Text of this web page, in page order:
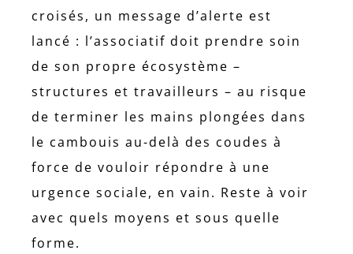
croisés, un message d’alerte est
lancé : l’associatif doit prendre soin
de son propre écosystème –
structures et travailleurs – au risque
de terminer les mains plongées dans
le cambouis au-delà des coudes à
force de vouloir répondre à une
urgence sociale, en vain. Reste à voir
avec quels moyens et sous quelle
forme.